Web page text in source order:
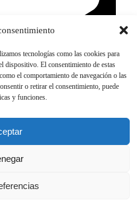
tecnologías como las cookies para
dispositivo. El consentimiento de estas
el comportamiento de navegación o las
o retirar el consentimiento, puede
y funciones.